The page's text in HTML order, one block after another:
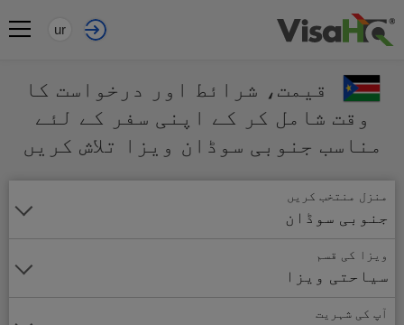
ur
قیمت، شرائط اور درخواست کا
وقت شامل کر کے اپنی سفر کے لئے
مناسب جنوبی سوڈان ویزا تلاش کریں
منزل منتخب کریں
جنوبی سوڈان
ویزا کی قسم
سیاحتی ویزا
آپ کی شہریت